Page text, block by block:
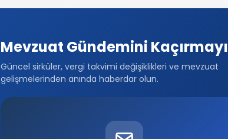
Mevzuat Gündemini
Güncel sirküler, vergi takvimi değişiklikleri ve mevzuat
gelişmelerinden anında haberdar olun.